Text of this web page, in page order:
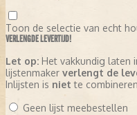
Toon de selectie van echt
VERLENGDE LEVERTIJD!
Let op: Het vakkundig laten
lijstenmaker verlengt de
Inlijsten is niet te
Geen lijst meebestellen